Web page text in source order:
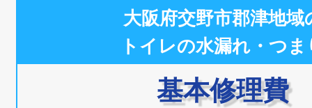
大阪府交野市郡津地域
トイレの水漏れ・つま
基本修理費